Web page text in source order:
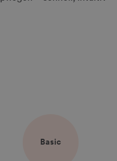
Basic